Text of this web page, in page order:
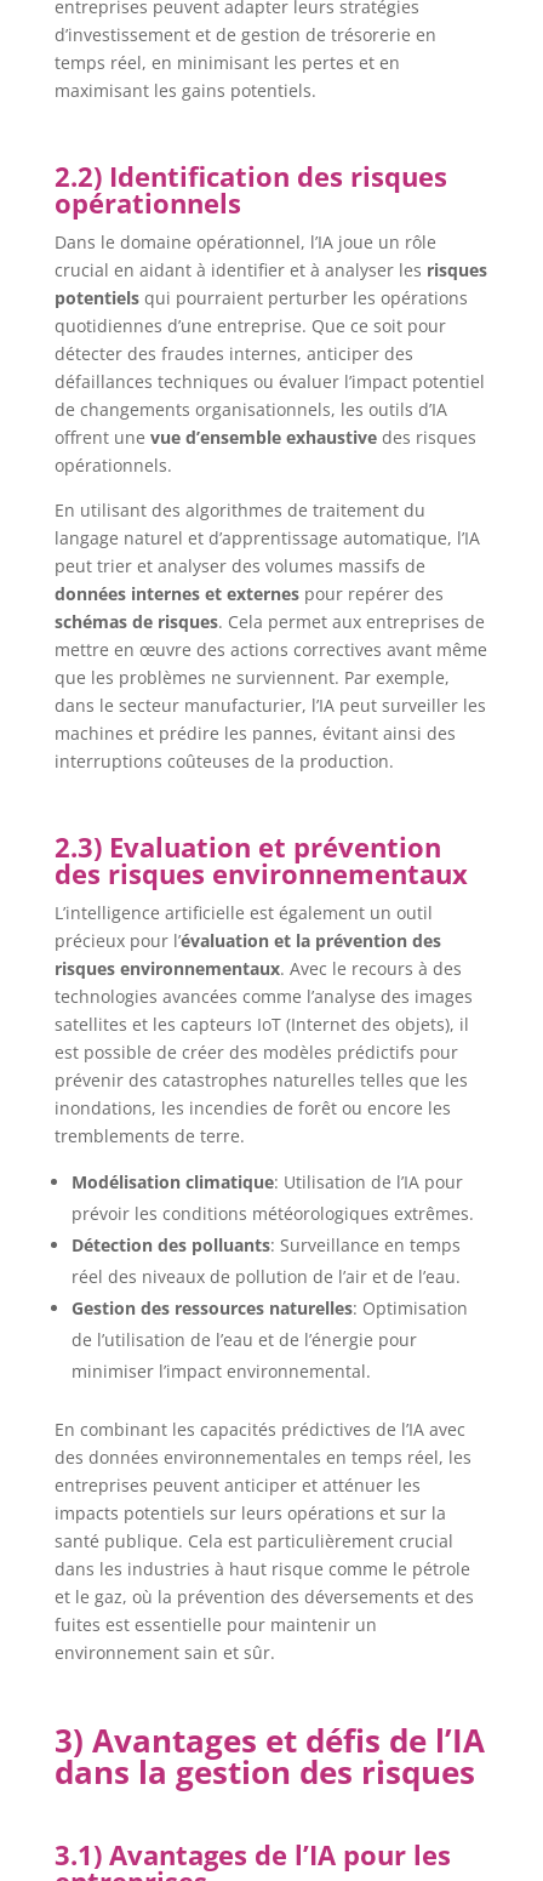
entreprises peuvent adapter leurs stratégies
d’investissement et de gestion de trésorerie en
temps réel, en minimisant les pertes et en
maximisant les gains potentiels.
2.2) Identification des risques
opérationnels
Dans le domaine opérationnel, l’IA joue un rôle
crucial en aidant à identifier et à analyser les risques
potentielsqui pourraient perturber les opérations
quotidiennes d’une entreprise. Que ce soit pour
détecter des fraudes internes, anticiper des
défaillances techniques ou évaluer l’impact potentiel
de changements organisationnels, les outils d’IA
offrent une vue d’ensemble exhaustivedes risques
opérationnels.
En utilisant des algorithmes de traitement du
langage naturel et d’apprentissage automatique, l’IA
peut trier et analyser des volumes massifs de
données internes et externespour repérer des
schémas de risques. Cela permet aux entreprises de
mettre en œuvre des actions correctives avant même
que les problèmes ne surviennent. Par exemple,
dans le secteur manufacturier, l’IA peut surveiller les
machines et prédire les pannes, évitant ainsi des
interruptions coûteuses de la production.
2.3) Evaluation et prévention
des risques environnementaux
L’intelligence artificielle est également un outil
précieux pour l’évaluation et la prévention des
risques environnementaux. Avec le recours à des
technologies avancées comme l’analyse des images
satellites et les capteurs IoT (Internet des objets), il
est possible de créer des modèles prédictifs pour
prévenir des catastrophes naturelles telles que les
inondations, les incendies de forêt ou encore les
tremblements de terre.
Modélisation climatique: Utilisation de l’IA pour
prévoir les conditions météorologiques extrêmes.
Détection des polluants: Surveillance en temps
réel des niveaux de pollution de l’air et de l’eau.
Gestion des ressources naturelles: Optimisation
de l’utilisation de l’eau et de l’énergie pour
minimiser l’impact environnemental.
En combinant les capacités prédictives de l’IA avec
des données environnementales en temps réel, les
entreprises peuvent anticiper et atténuer les
impacts potentiels sur leurs opérations et sur la
santé publique. Cela est particulièrement crucial
dans les industries à haut risque comme le pétrole
et le gaz, où la prévention des déversements et des
fuites est essentielle pour maintenir un
environnement sain et sûr.
3) Avantages et défis de l’IA
dans la gestion des risques
3.1) Avantages de l’IA pour les